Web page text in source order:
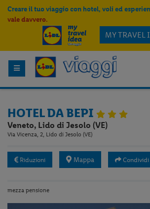
Creare il tuo viaggio con hotel, voli ed
vale davvero.
MY TRAVEL
HOTEL DA BEPI
Veneto, Lido di Jesolo (VE)
Via Vicenza, 2, Lido di Jesolo (VE)
Riduzioni Mappa Condividi
mezza pensione